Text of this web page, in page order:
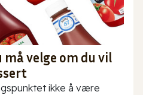
må velge om du vil
ikke å være